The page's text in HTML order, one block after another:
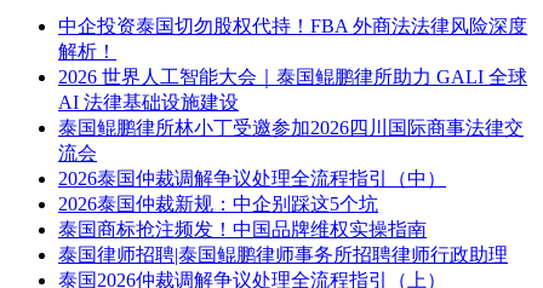
中企投资泰国切勿股权代持！FBA 外商法法律风险深度
解析！
2026 世界人工智能大会｜泰国鲲鹏律所助力 GALI 全球
AI 法律基础设施建设
泰国鲲鹏律所林小丁受邀参加2026四川国际商事法律交
流会
2026泰国仲裁调解争议处理全流程指引（中）
2026泰国仲裁新规：中企别踩这5个坑
泰国商标抢注频发！中国品牌维权实操指南
泰国律师招聘|泰国鲲鹏律师事务所招聘律师行政助理
泰国2026仲裁调解争议处理全流程指引（上）